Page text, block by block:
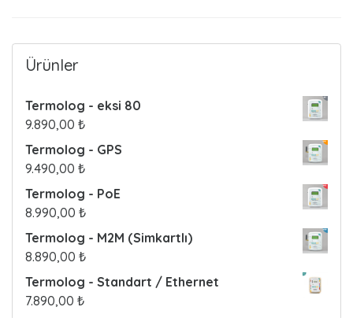
Ürünler
Termolog - eksi 80
9.890,00 ₺
Termolog - GPS
9.490,00 ₺
Termolog - PoE
8.990,00 ₺
Termolog - M2M (Simkartlı)
8.890,00 ₺
Termolog - Standart / Ethernet
7.890,00 ₺